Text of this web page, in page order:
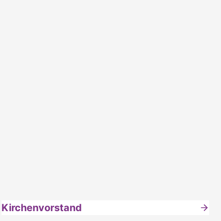
Kirchenvorstand